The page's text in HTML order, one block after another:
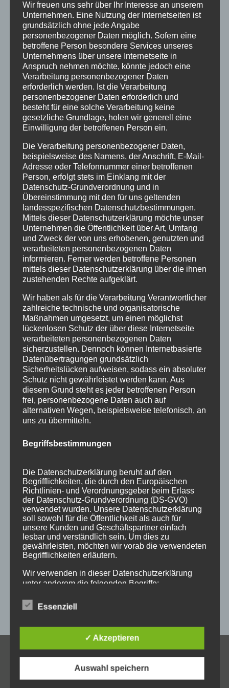
April 2023
Januar 2021
Juli 2020
März 2018
Dezember 2017
März 2017
November 2016
August 2016
Juli 2016
Juni 2016
Mai 2016
März 2016
Februar 2016
Januar 2016
November 2015
September 2015
August 2015
Juli 2015
Juni 2015
Schlagworte
allgäu Allgäuer Festwoche allgäuer holzschilder
angebote aus holz ausstellung bayern echtholz
geschenk geschenkartikel
holzgeschenke holzpostkarten holzprodukte
holzschild holzschilder holzwaren individuell
kempten laser lasergravur lasergravuren
messestand post schild schilder schilder aus holz
sulzberg weihnachten weihnachtsgeschenke
weihnachtsmarkt werbeartikel werbemittel
KONTAKT
Wir freuen uns sehr über Ihr Interesse an unserem
Unternehmen. Eine Nutzung der Internetseiten ist
grundsätzlich ohne jede Angabe
personenbezogener Daten möglich. Sofern eine
betroffene Person besondere Services unseres
Unternehmens über unsere Internetseite in
Anspruch nehmen möchte, könnte jedoch eine
Verarbeitung personenbezogener Daten
erforderlich werden. Ist die Verarbeitung
personenbezogener Daten erforderlich und
besteht für eine solche Verarbeitung keine
gesetzliche Grundlage, holen wir generell eine
Einwilligung der betroffenen Person ein.
Die Verarbeitung personenbezogener Daten,
beispielsweise des Namens, der Anschrift, E-Mail-
Adresse oder Telefonnummer einer betroffenen
Person, erfolgt stets im Einklang mit der
Datenschutz-Grundverordnung und in
Übereinstimmung mit den für uns geltenden
landesspezifischen Datenschutzbestimmungen.
Mittels dieser Datenschutzerklärung möchte unser
Unternehmen die Öffentlichkeit über Art, Umfang
und Zweck der von uns erhobenen, genutzten und
verarbeiteten personenbezogenen Daten
informieren. Ferner werden betroffene Personen
mittels dieser Datenschutzerklärung über die ihnen
zustehenden Rechte aufgeklärt.
Wir haben als für die Verarbeitung Verantwortlicher
zahlreiche technische und organisatorische
Maßnahmen umgesetzt, um einen möglichst
lückenlosen Schutz der über diese Internetseite
verarbeiteten personenbezogenen Daten
sicherzustellen. Dennoch können Internetbasierte
Datenübertragungen grundsätzlich
Sicherheitslücken aufweisen, sodass ein absoluter
Schutz nicht gewährleistet werden kann. Aus
diesem Grund steht es jeder betroffenen Person
frei, personenbezogene Daten auch auf
alternativen Wegen, beispielsweise telefonisch, an
uns zu übermitteln.
Begriffsbestimmungen
Die Datenschutzerklärung beruht auf den
Begrifflichkeiten, die durch den Europäischen
Richtlinien- und Verordnungsgeber beim Erlass
der Datenschutz-Grundverordnung (DS-GVO)
verwendet wurden. Unsere Datenschutzerklärung
soll sowohl für die Öffentlichkeit als auch für
unsere Kunden und Geschäftspartner einfach
lesbar und verständlich sein. Um dies zu
gewährleisten, möchten wir vorab die verwendeten
Begrifflichkeiten erläutern.
Wir verwenden in dieser Datenschutzerklärung
unter anderem die folgenden Begriffe:
a) personenbezogene Daten
die sich auf eine identifizierte oder identifizierbare
natürliche Person (im Folgenden „betroffene
Person") beziehen. Als identifizierbar wird eine
Essenziell
✓ Akzeptieren
Auswahl speichern